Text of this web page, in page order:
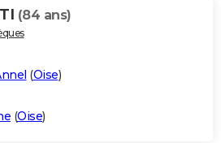
(84 ans)
(Oise)
(Oise)